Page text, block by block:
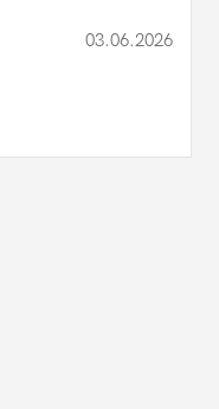
03.06.2026